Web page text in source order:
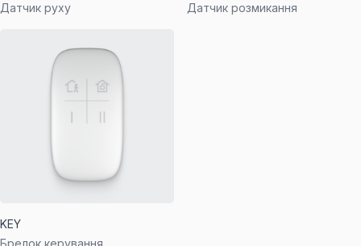
Датчик руху
Датчик розмикання
KEY
Брелок керування